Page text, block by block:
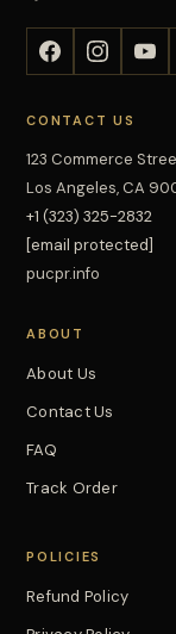
CONTACT US
123 Commerce
Los Angeles, CA
+1 (323) 325-2832
[email protected]
pucpr.info
ABOUT
About Us
Contact Us
FAQ
Track Order
POLICIES
Refund Policy